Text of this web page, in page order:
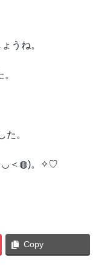
うね。
。
◡＜◍)。✧♡
Copy